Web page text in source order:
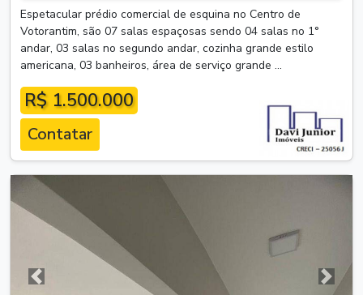
Espetacular prédio comercial de esquina no Centro de
Votorantim, são 07 salas espaçosas sendo 04 salas no 1°
andar, 03 salas no segundo andar, cozinha grande estilo
americana, 03 banheiros, área de serviço grande ...
R$ 1.500.000
Contatar
Anterior